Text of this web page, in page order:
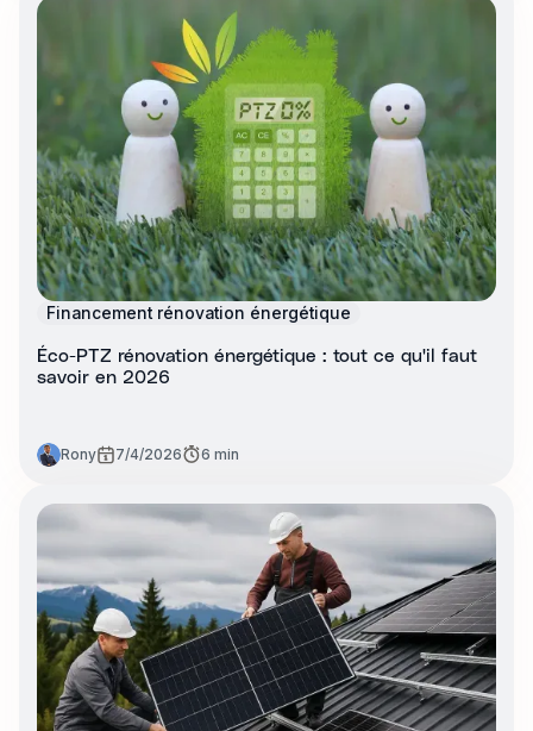
Financement rénovation énergétique
Éco-PTZ rénovation énergétique : tout ce qu'il faut
savoir en 2026
Rony 7/4/2026 6 min